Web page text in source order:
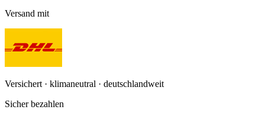
Versand mit
Versichert · klimaneutral · deutschlandweit
Sicher bezahlen